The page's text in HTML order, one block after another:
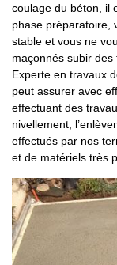
coulage du béton, il
phase préparatoire,
stable et vous ne
maçonnés subir des
Experte en travaux
peut assurer avec
effectuant des
nivellement,
effectués par nos
et de matériels très